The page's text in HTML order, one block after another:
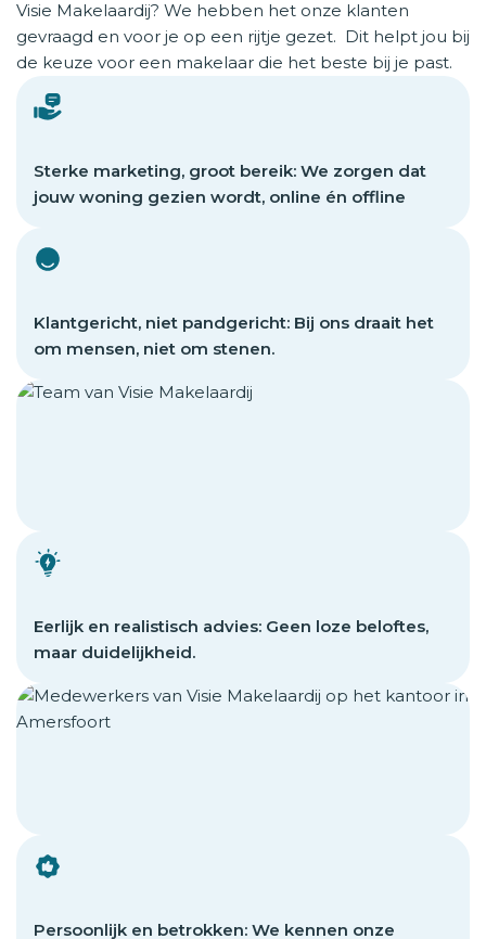
Visie Makelaardij? We hebben het onze klanten
gevraagd en voor je op een rijtje gezet. Dit helpt jou bij
de keuze voor een makelaar die het beste bij je past.
Sterke marketing, groot bereik: We zorgen dat
jouw woning gezien wordt, online én offline
Klantgericht, niet pandgericht: Bij ons draait het
om mensen, niet om stenen.
Eerlijk en realistisch advies: Geen loze beloftes,
maar duidelijkheid.
Persoonlijk en betrokken: We kennen onze